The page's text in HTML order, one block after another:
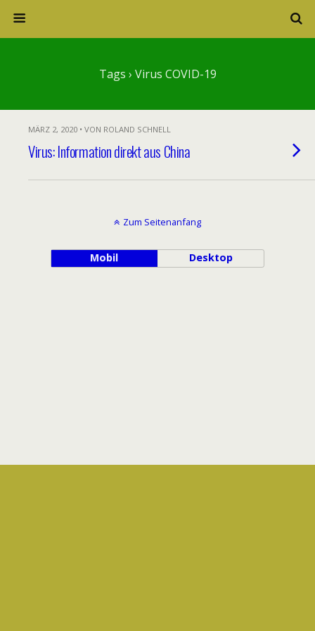
Tags › Virus COVID-19
MÄRZ 2, 2020 • VON ROLAND SCHNELL
Virus: Information direkt aus China
Zum Seitenanfang
Mobil Desktop